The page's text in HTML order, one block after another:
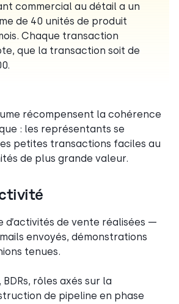
commercial au détail a un
de 40 unités de produit
Chaque transaction
que la transaction soit de
récompensent la cohérence
: les représentants se
petites transactions faciles au
de plus grande valeur.
d’activités de vente réalisées —
envoyés, démonstrations
tenues.
BDRs, rôles axés sur la
de pipeline en phase